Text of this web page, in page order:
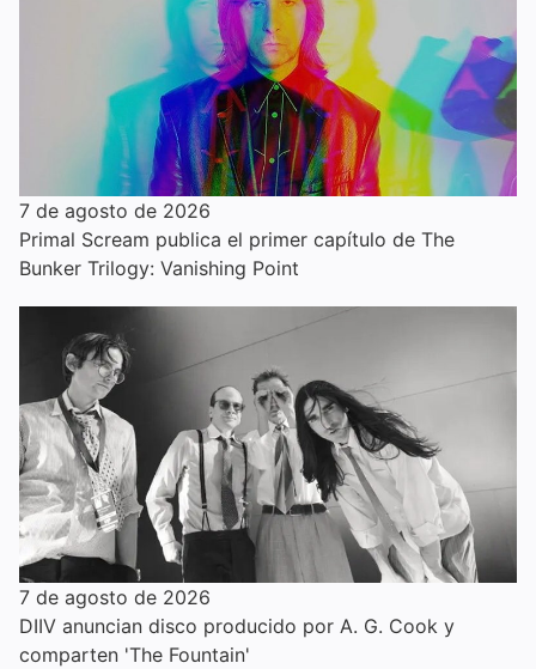
7 de agosto de 2026
Primal Scream publica el primer capítulo de The
Bunker Trilogy: Vanishing Point
7 de agosto de 2026
DIIV anuncian disco producido por A. G. Cook y
comparten 'The Fountain'